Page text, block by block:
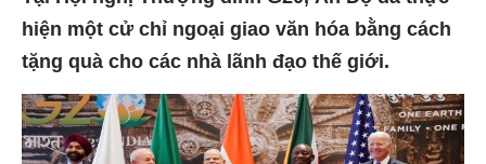
hiện một cử chỉ ngoại giao văn hóa bằng cách
tặng quà cho các nhà lãnh đạo thế giới.